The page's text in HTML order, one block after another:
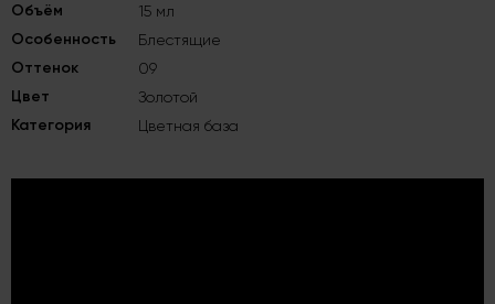
Объём 15 мл
Особенность Блестящие
Оттенок 09
Цвет Золотой
Категория Цветная база